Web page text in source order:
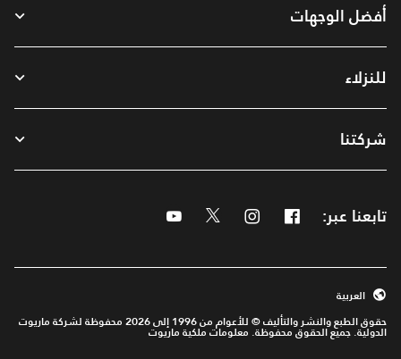
أفضل الوجهات
للنزلاء
شركتنا
تابعنا عبر: Facebook
Instagram
Twitter
حقوق الطبع والنشر والتأليف © للأعوام من 1996 إلى 2026 محفوظة لشركة ماريوت
الدولية. جميع الحقوق محفوظة. معلومات ملكية ماريوت
العربية